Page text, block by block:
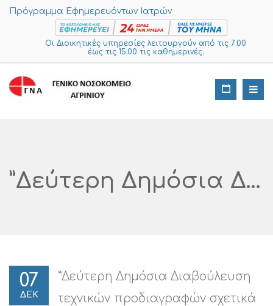
Πρόγραμμα Εφημερευόντων Ιατρών
Οι Διοικητικές υπηρεσίες λειτουργούν από τις 7:00
έως τις 15:00 τις καθημερινές.
”Δεύτερη Δημόσια Διαβούλευση Τεχνικών Προδιαγραφών Σχετικά Με Διενέργεια Διαγωνισμού Για Την Προμήθεια Υπερηχοτομογράφου Γυναικολογικής Χρήσης” Της Ν.Μ. Μεσολογγίου
07
ΔΕΚ
”Δεύτερη Δημόσια Διαβούλευση
τεχνικών προδιαγραφών σχετικά